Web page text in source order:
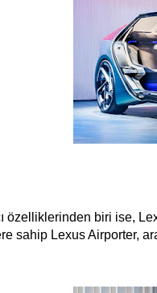
özelliklerinden biri ise,
sahip Lexus Airporter,